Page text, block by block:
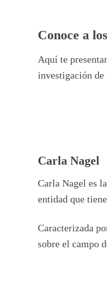
Conoce a
Aquí te
investigación de
Carla Nagel
Carla Nagel es
entidad que
Caracterizada
sobre el campo